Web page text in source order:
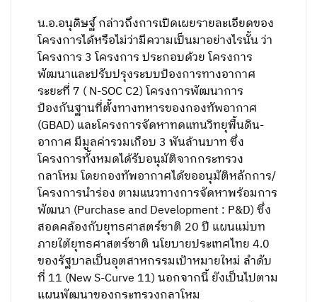
น.อ.อนุดิษฐ์ กล่าวถึงการเปิดเผยรายละเอียดของ
โครงการได้หรือไม่ว่ามีความเป็นมาอย่างไรนั้น ว่า
โครงการ 3 โครงการ ประกอบด้วย โครงการ
พัฒนาและปรับปรุงระบบป้องการทางอากาศ
ระยะที่ 7 ( N-SOC C2) โครงการพัฒนาการ
ป้องกันฐานที่ตั้งทางทหารของกองทัพอากาศ
(GBAD) และโครงการจัดหาทดแทนวิทยุพื้นดิน-
อากาศ มีมูลค่ารวมเกือบ 3 พันล้านบาท ซึ่ง
โครงการทั้งหมดได้รับอนุมัติจากกระทรวง
กลาโหม โดยกองทัพอากาศได้ขออนุมัติหลักการ/
โครงการนำร่อง ตามแนวทางการจัดหาพร้อมการ
พัฒนา (Purchase and Development : P&D) ซึ่ง
สอดคล้องกับยุทธศาสตร์ชาติ 20 ปี แผนแม่บท
ภายใต้ยุทธศาสตร์ชาติ นโยบายประเทศไทย 4.0
ของรัฐบาลเป็นอุตสาหกรรมเป้าหมายใหม่ ลำดับ
ที่ 11 (New S-Curve 11) นอกจากนี้ ยังเป็นไปตาม
แผนพัฒนาของกระทรวงกลาโหม